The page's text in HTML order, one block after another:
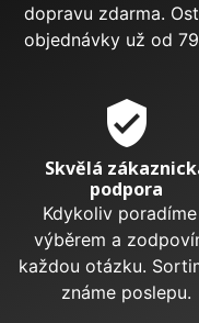
dopravu zdarma.
objednávky už od
verified_user
Skvělá
podpora
Kdykoliv
výběrem a
každou otázku.
známe poslepu.